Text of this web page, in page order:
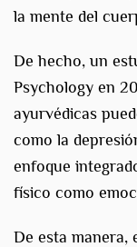
la mente del
De hecho, un
Psychology en
ayurvédicas
como la
enfoque
físico como
De esta manera,